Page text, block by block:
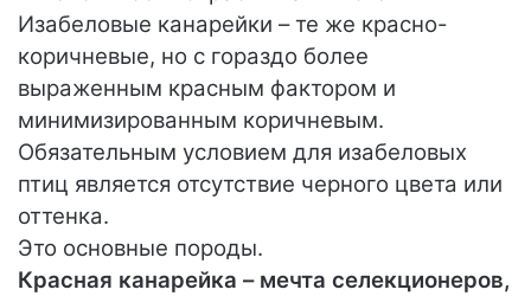
Изабеловые канарейки – те же красно-
коричневые, но с гораздо более
выраженным красным фактором и
минимизированным коричневым.
Обязательным условием для изабеловых
птиц является отсутствие черного цвета или
оттенка.
Это основные породы.
Красная канарейка – мечта селекционеров,